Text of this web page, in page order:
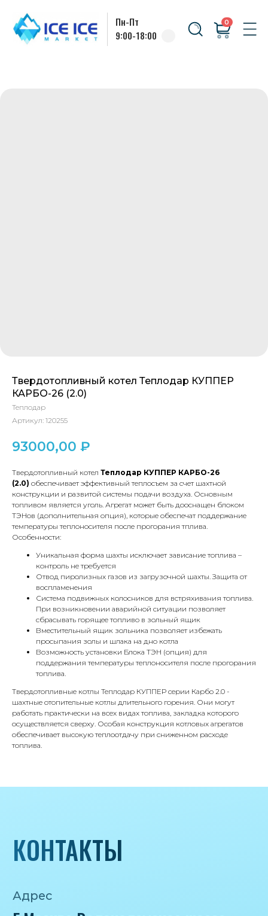
9:00-18:00
Твердотопливный котел Теплодар КУППЕР
КАРБО-26 (2.0)
Теплодар
Артикул: 120255
93000,00 ₽
Твердотопливный котел Теплодар КУППЕР КАРБО-26
(2.0) обеспечивает эффективный теплосъем за счет шахтной
конструкции и развитой системы подачи воздуха. Основным
топливом является уголь. Агрегат может быть дооснащен блоком
ТЭНов (дополнительная опция), которые обеспечат поддержание
температуры теплоносителя после прогорания тплива.
Особенности:
Уникальная форма шахты исключает зависание топлива –
контроль не требуется
Отвод пиролизных газов из загрузочной шахты. Защита от
воспламенения
Система подвижных колосников для встряхивания топлива.
При возникновении аварийной ситуации позволяет
сбрасывать горящее топливо в зольный ящик
Вместительный ящик зольника позволяет избежать
просыпания золы и шлака на дно котла
Возможность установки Блока ТЭН (опция) для
поддержания температуры теплоносителя после прогорания
топлива.
Твердотопливные котлы Теплодар КУППЕР серии Карбо 2.0 -
шахтные отопительные котлы длительного горения. Они могут
работать практически на всех видах топлива, закладка которого
осуществляется сверху. Особая конструкция котловых агрегатов
обеспечивает высокую теплоотдачу при сниженном расходе
топлива.
Адрес
Г.Москва Волоколамское шоссе,
71/22к2
Пн-вс с 9:00 до 18:00
Телефон
8 495 233-79-79
Почта
КОНТАКТЫ